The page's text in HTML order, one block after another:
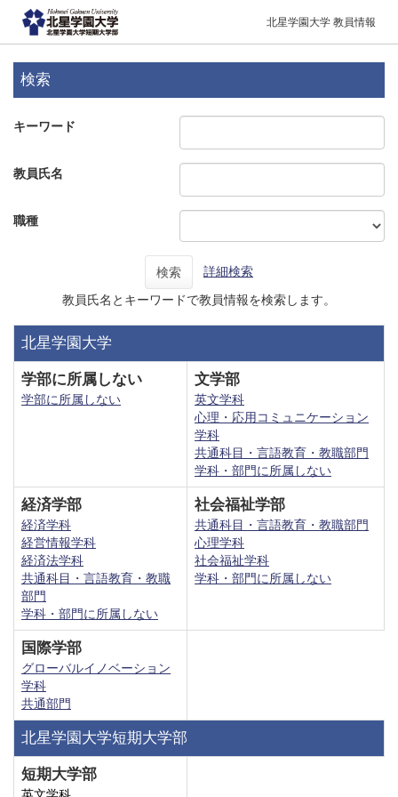
北星学園大学 教員情報
検索
キーワード
教員氏名
職種
検索 詳細検索
教員氏名とキーワードで教員情報を検索します。
北星学園大学
学部に所属しない
学部に所属しない
文学部
英文学科
心理・応用コミュニケーション
学科
共通科目・言語教育・教職部門
学科・部門に所属しない
経済学部
経済学科
経営情報学科
経済法学科
共通科目・言語教育・教職
部門
学科・部門に所属しない
社会福祉学部
共通科目・言語教育・教職部門
心理学科
社会福祉学科
学科・部門に所属しない
国際学部
グローバルイノベーション
学科
共通部門
北星学園大学短期大学部
短期大学部